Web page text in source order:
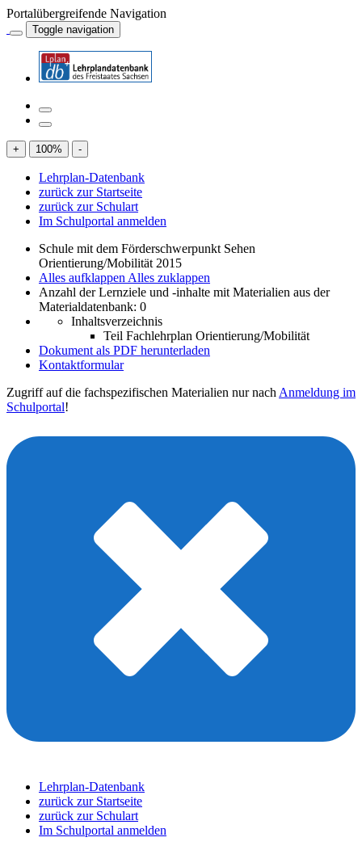
Portalübergreifende Navigation
Toggle navigation
+ 100% -
Lehrplan-Datenbank
zurück zur Startseite
zurück zur Schulart
Im Schulportal anmelden
Schule mit dem Förderschwerpunkt Sehen
Orientierung/Mobilität 2015
Alles aufklappen Alles zuklappen
Anzahl der Lernziele und -inhalte mit Materialien aus der
Materialdatenbank: 0
Inhaltsverzeichnis
Teil Fachlehrplan Orientierung/Mobilität
Dokument als PDF herunterladen
Kontaktformular
Zugriff auf die fachspezifischen Materialien nur nach Anmeldung im
Schulportal!
Lehrplan-Datenbank
zurück zur Startseite
zurück zur Schulart
Im Schulportal anmelden